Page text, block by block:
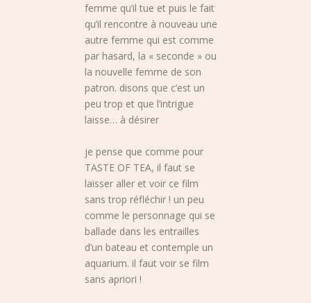
femme qu’il tue et puis le fait
qu’il rencontre à nouveau une
autre femme qui est comme
par hasard, la « seconde » ou
la nouvelle femme de son
patron. disons que c’est un
peu trop et que l’intrigue
laisse… à désirer
je pense que comme pour
TASTE OF TEA, il faut se
laisser aller et voir ce film
sans trop réfléchir ! un peu
comme le personnage qui se
ballade dans les entrailles
d’un bateau et contemple un
aquarium. il faut voir se film
sans apriori !